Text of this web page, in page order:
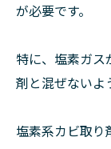
が必要です。
特に、塩素ガ
剤と混ぜないよ
塩素系カビ取り